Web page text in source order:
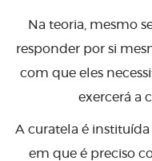
Na teoria, mesmo
responder por si
com que eles
exercerá a
A curatela é
em que é preciso